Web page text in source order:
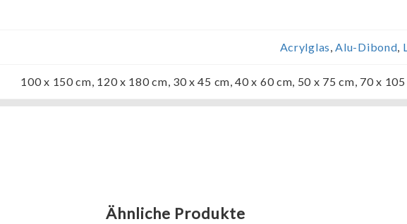
Acrylglas,Alu-Dibond,
100 x 150 cm, 120 x 180 cm, 30 x 45 cm, 40 x 60 cm, 50 x 75 cm, 70 x
Ähnliche Produkte